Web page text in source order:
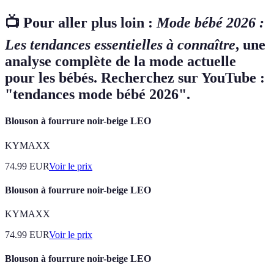
📺 Pour aller plus loin : Mode bébé 2026 :
Les tendances essentielles à connaître, une
analyse complète de la mode actuelle
pour les bébés. Recherchez sur YouTube :
"tendances mode bébé 2026".
Blouson à fourrure noir-beige LEO
KYMAXX
74.99 EURVoir le prix
Blouson à fourrure noir-beige LEO
KYMAXX
74.99 EURVoir le prix
Blouson à fourrure noir-beige LEO